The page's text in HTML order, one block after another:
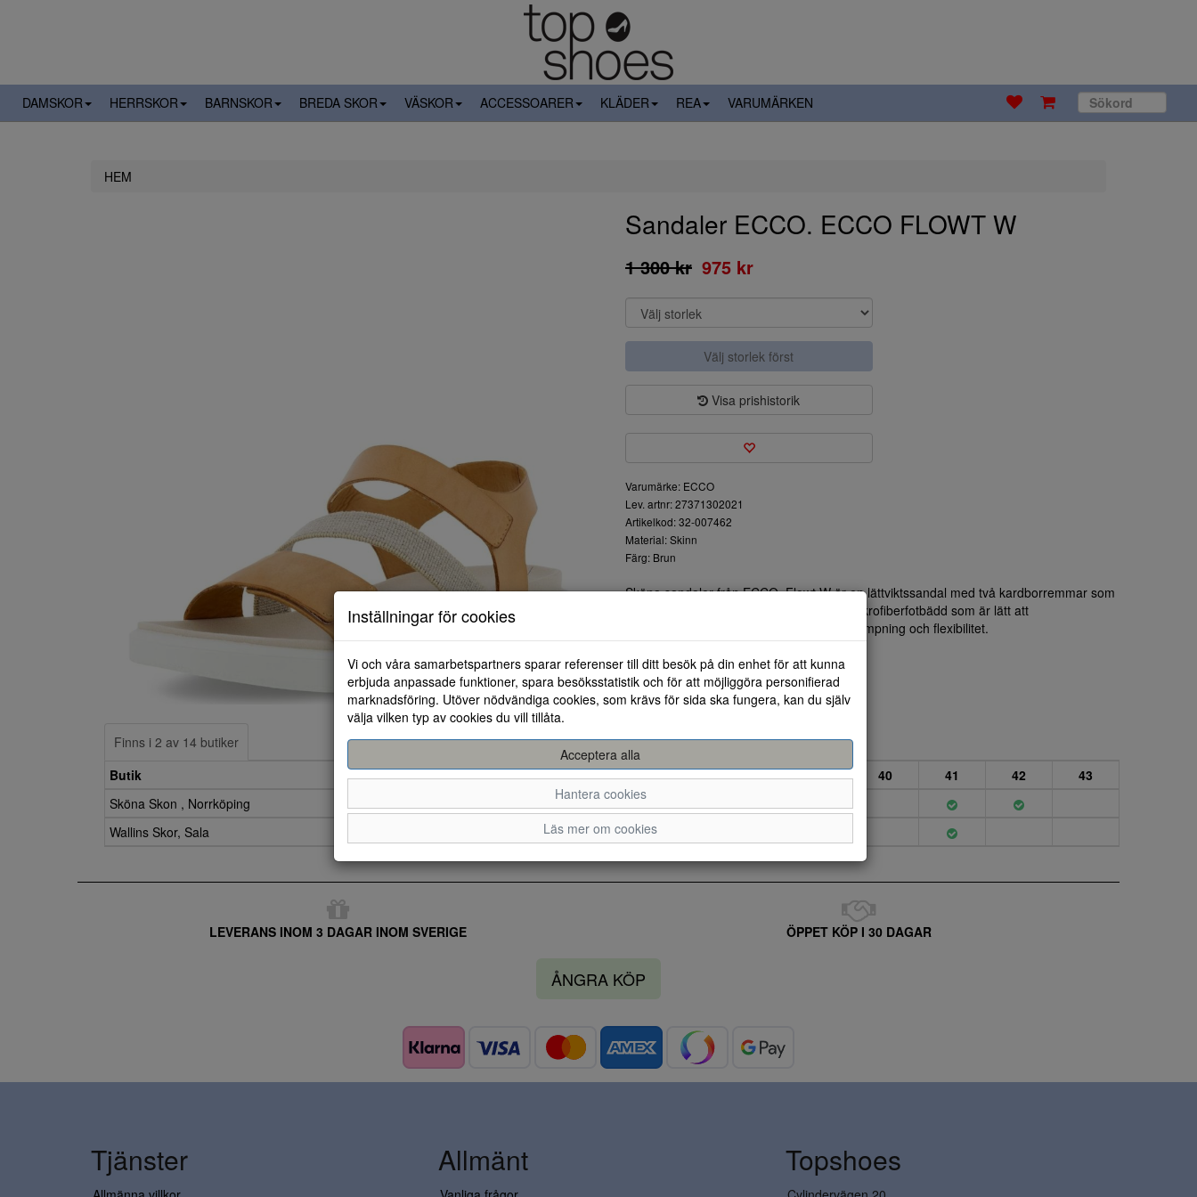
DAMSKOR HERRSKOR BARNSKOR BREDA SKOR VÄSKOR ACCESSOARER KLÄDER REA VARUMÄRKEN
HEM
Sandaler ECCO. ECCO FLOWT W
1 300 kr 975 kr
Välj storlek först
Visa prishistorik
Varumärke: ECCO
Lev. artnr: 27371302021
Artikelkod: 32-007462
Material: Skinn
Färg: Brun
Sköna sandaler från ECCO. Flowt W är en lättviktssandal med två kardborremmar som
går att reglera för bästa passform.Mjuk mikrofiberfotbädd som är lätt att
underhålla.Lätta, vita PU-sulor som ger dämpning och flexibilitet.
Finns i 2 av 14 butiker
Butik
35 36 37 38 39 40 41 42
43
Sköna Skon , Norrköping
Wallins Skor, Sala
LEVERANS INOM 3 DAGAR INOM SVERIGE ÖPPET KÖP I 30 DAGAR
ÅNGRA KÖP
Inställningar för cookies
Vi och våra samarbetspartners sparar referenser till ditt besök på din enhet för att kunna
erbjuda anpassade funktioner, spara besöksstatistik och för att möjliggöra personifierad
marknadsföring. Utöver nödvändiga cookies, som krävs för sida ska fungera, kan du själv
välja vilken typ av cookies du vill tillåta.
Acceptera alla
Hantera cookies
Läs mer om cookies
Tjänster Allmänt Topshoes